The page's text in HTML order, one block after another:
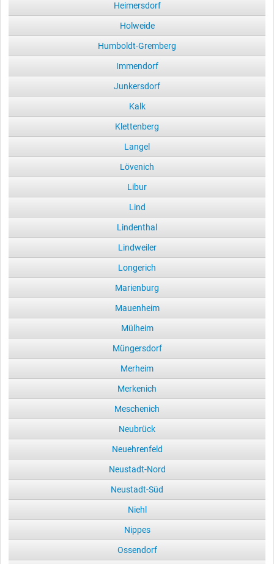
Heimersdorf
Holweide
Humboldt-Gremberg
Immendorf
Junkersdorf
Kalk
Klettenberg
Langel
Lövenich
Libur
Lind
Lindenthal
Lindweiler
Longerich
Marienburg
Mauenheim
Mülheim
Müngersdorf
Merheim
Merkenich
Meschenich
Neubrück
Neuehrenfeld
Neustadt-Nord
Neustadt-Süd
Niehl
Nippes
Ossendorf